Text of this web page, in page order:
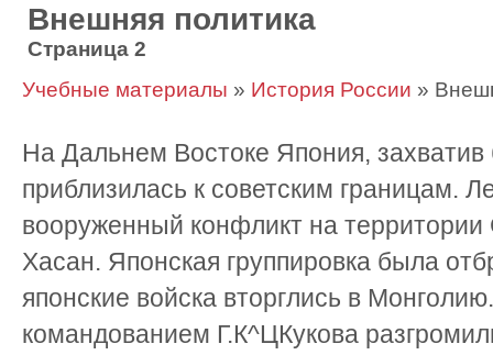
Внешняя политика
Страница 2
Учебные материалы » История России »
На Дальнем Востоке Япония,
приблизилась к советским границам.
вооруженный конфликт на
Хасан. Японская группировка была
японские войска вторглись в
командованием Г.К^ЦКукова